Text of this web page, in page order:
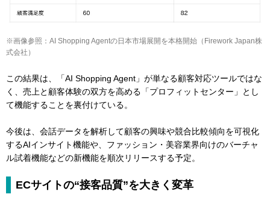
※画像参照：AI Shopping Agentの日本市場展開を本格開始（Firework Japan株
式会社）
この結果は、「AI Shopping Agent」が単なる顧客対応ツールではな
く、売上と顧客体験の双方を高める「プロフィットセンター」とし
て機能することを裏付けている。
今後は、会話データを解析して顧客の興味や競合比較傾向を可視化
するAIインサイト機能や、ファッション・美容業界向けのバーチャ
ル試着機能などの新機能を順次リリースする予定。
ECサイトの“接客品質”を大きく変革